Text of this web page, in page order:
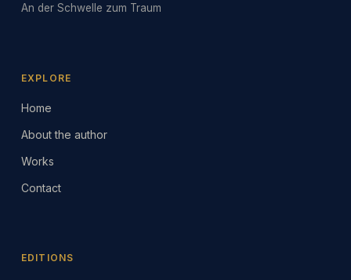
An der Schwelle zum Traum
EXPLORE
Home
About the author
Works
Contact
EDITIONS